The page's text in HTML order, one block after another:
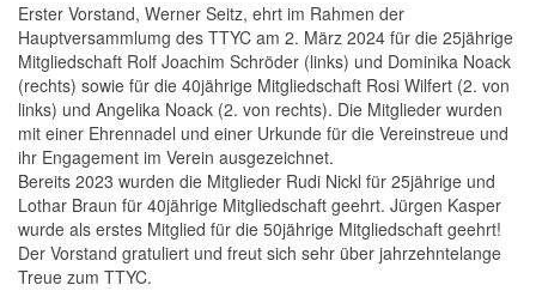
Erster Vorstand, Werner Seitz, ehrt im Rahmen der
Hauptversammlumg des TTYC am 2. März 2024 für die 25jährige
Mitgliedschaft Rolf Joachim Schröder (links) und Dominika Noack
(rechts) sowie für die 40jährige Mitgliedschaft Rosi Wilfert (2. von
links) und Angelika Noack (2. von rechts). Die Mitglieder wurden
mit einer Ehrennadel und einer Urkunde für die Vereinstreue und
ihr Engagement im Verein ausgezeichnet.
Bereits 2023 wurden die Mitglieder Rudi Nickl für 25jährige und
Lothar Braun für 40jährige Mitgliedschaft geehrt. Jürgen Kasper
wurde als erstes Mitglied für die 50jährige Mitgliedschaft geehrt!
Der Vorstand gratuliert und freut sich sehr über jahrzehntelange
Treue zum TTYC.